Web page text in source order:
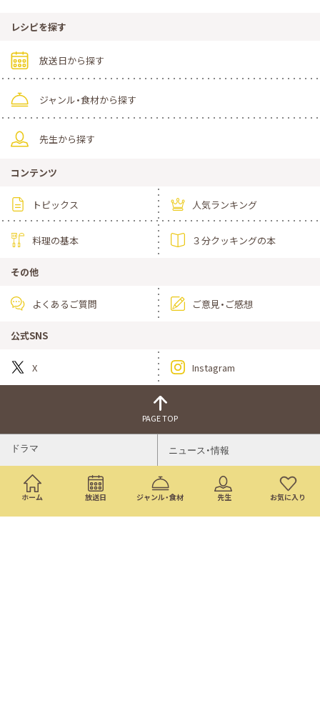
ホーム 放送日 ジャンル・食材 先生 お気に入り
レシピを探す
放送日から探す
ジャンル・食材から探す
先生から探す
コンテンツ
トピックス 人気ランキング
料理の基本 ３分クッキングの本
その他
よくあるご質問 ご意見・ご感想
公式SNS
X Instagram
PAGE TOP
ドラマ ニュース・情報
バラエティ・音楽 映画